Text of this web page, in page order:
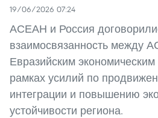
19/06/2026 07:24
АСЕАН и Россия
взаимосвязанность между
Евразийским
рамках усилий по
интеграции и повышению
устойчивости региона.